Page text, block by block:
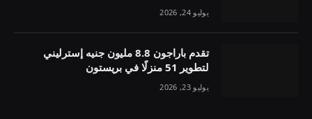
يوليو 24, 2026
تقدم باراجون 8.8 مليون جنيه إسترليني
لتطوير 51 منزلًا في بريستون
يوليو 23, 2026